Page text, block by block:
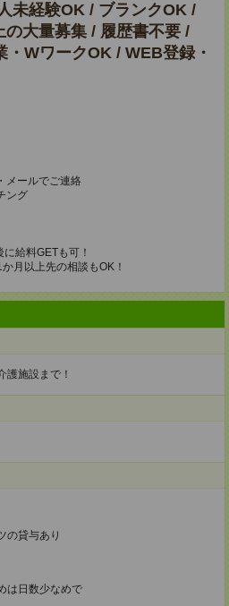
未経験OK / ブランクOK /
の大量募集 / 履歴書不要 /
WワークOK / WEB登録・
メールでご連絡
ング
給料GETも可！
月以上先の相談もOK！
護施設まで！
貸与あり
日数少なめで